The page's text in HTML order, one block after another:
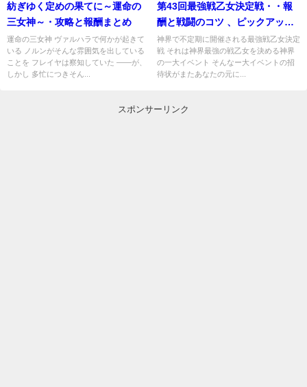
紡ぎゆく定めの果てに～運命の
三女神～・攻略と報酬まとめ
運命の三女神 ヴァルハラで何かが起きて
いる ノルンがそんな雰囲気を出している
ことを フレイヤは察知していた ――が、
しかし 多忙につきそん...
第43回最強戦乙女決定戦・・報
酬と戦闘のコツ 、ピックアップ
ガチャ考察
神界で不定期に開催される最強戦乙女決定
戦 それは神界最強の戦乙女を決める神界
の一大イベント そんなー大イベントの招
待状がまたあなたの元に...
スポンサーリンク